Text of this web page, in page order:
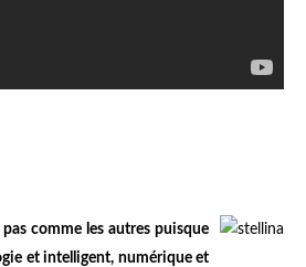
comme les autres puisque
et intelligent, numérique et